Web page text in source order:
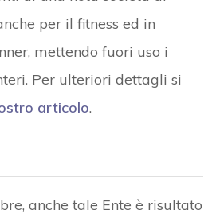
per il fitness ed in
mettendo fuori uso i
Per ulteriori dettagli si
articolo.
anche tale Ente è risultato